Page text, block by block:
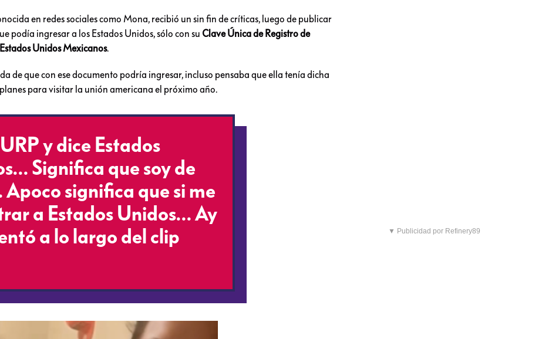
en redes sociales como Mona, recibió un sin fin de críticas, luego de publicar
podía ingresar a los Estados Unidos, sólo con su Clave Única de Registro de
Estados Unidos Mexicanos.
de que con ese documento podría ingresar, incluso pensaba que ella tenía dicha
para visitar la unión americana el próximo año.
y dice Estados
Significa que soy de
significa que si me
a Estados Unidos… Ay
a lo largo del clip
▼ Publicidad por Refinery89